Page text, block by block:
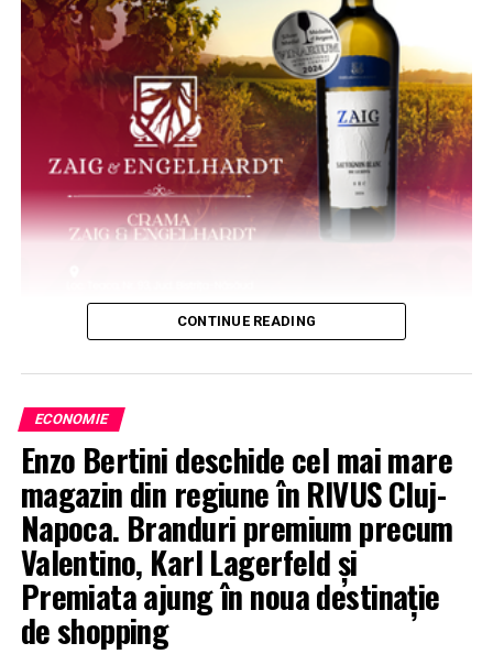
CONTINUE READING
ECONOMIE
Enzo Bertini deschide cel mai mare
magazin din regiune în RIVUS Cluj-
Napoca. Branduri premium precum
Valentino, Karl Lagerfeld și
Premiata ajung în noua destinație
de shopping